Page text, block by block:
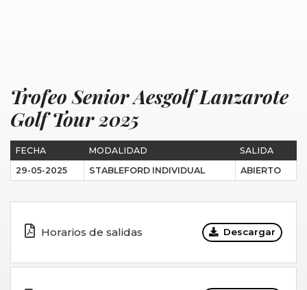
Trofeo Senior Aesgolf Lanzarote
Golf Tour 2025
FECHA MODALIDAD
SALIDA
29-05-2025
STABLEFORD INDIVIDUAL ABIERTO
Horarios de salidas Descargar